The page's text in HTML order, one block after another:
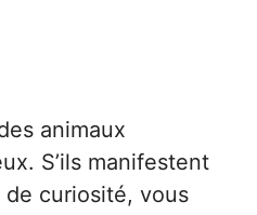
animaux
S’ils manifestent
curiosité, vous